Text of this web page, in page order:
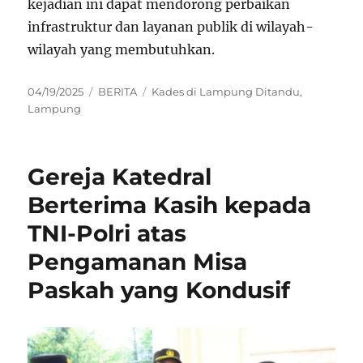
kejadian ini dapat mendorong perbaikan
infrastruktur dan layanan publik di wilayah-
wilayah yang membutuhkan.
Posted
on
04/19/2025 Categories
BERITA Tags
Kades di Lampung Ditandu,
Lampung
Gereja Katedral
Berterima Kasih kepada
TNI-Polri atas
Pengamanan Misa
Paskah yang Kondusif